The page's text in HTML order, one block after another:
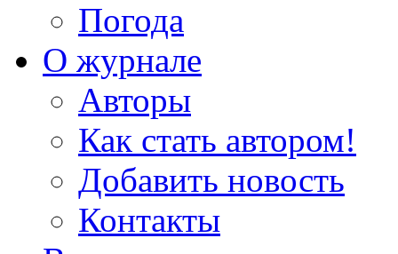
Погода
О журнале
Авторы
Как стать автором!
Добавить новость
Контакты